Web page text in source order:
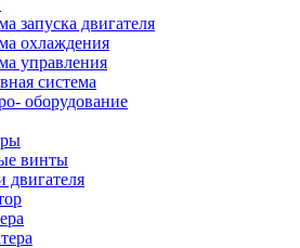
запуска двигателя
охлаждения
управления
система
оборудование
винты
двигателя